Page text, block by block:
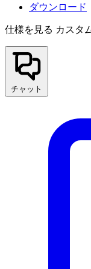
ダウンロード
仕様を見る カスタ
チャット